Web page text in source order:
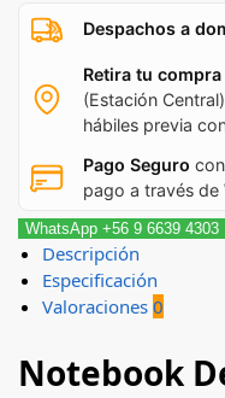
Despachos a
Retira tu
(Estación
hábiles previa
Pago Seguro
pago a través de
WhatsApp +56 9 6639 4303
Descripción
Especificación
Valoraciones 0
Notebook